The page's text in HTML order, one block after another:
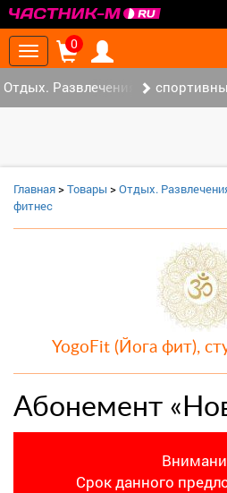
Toggle
navigation
0
Отдых. Развлечения. Спорт. (2)
Главная>Товары >Отдых.
фитнес
YogoFit (Йога фит),
Абонемент
Срок данного